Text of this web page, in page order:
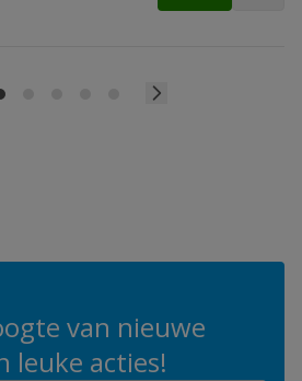
van nieuwe
leuke acties!